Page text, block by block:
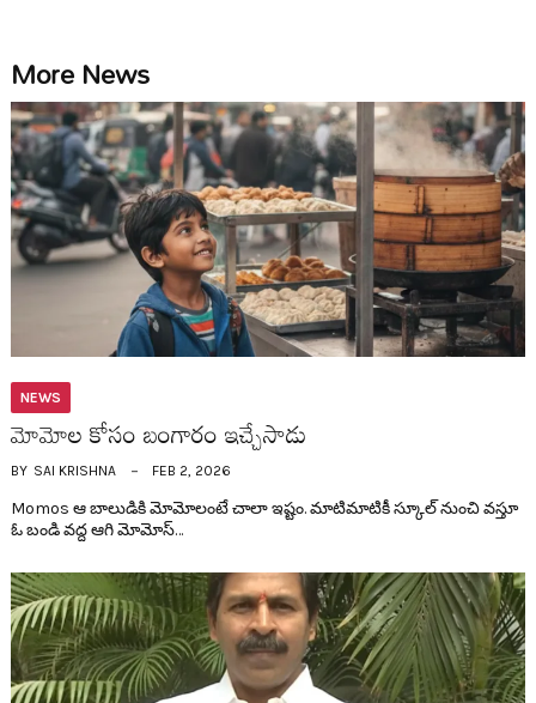
More News
NEWS
మోమోల కోసం బంగారం ఇచ్చేసాడు
BY SAI KRISHNA FEB 2, 2026
Momos ఆ బాలుడికి మోమోలంటే చాలా ఇష్టం. మాటిమాటికీ స్కూల్ నుంచి వ‌స్తూ
ఓ బండి వ‌ద్ద ఆగి మోమోస్…